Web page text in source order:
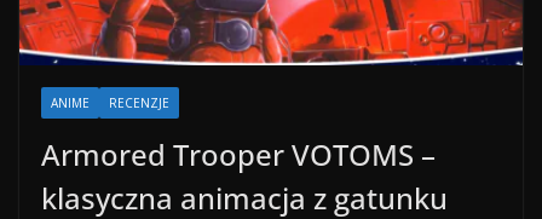
ANIME RECENZJE
Armored Trooper VOTOMS –
klasyczna animacja z gatunku